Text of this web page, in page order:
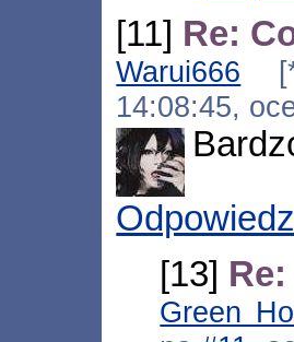
[11] Re:
Warui666
14:08:45,
Odpowiedz
[13]
Green